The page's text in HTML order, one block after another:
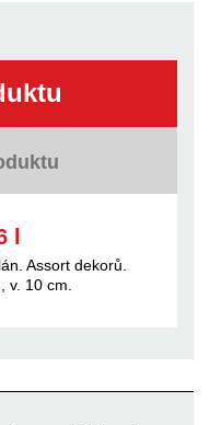
Assort dekorů.
v. 10 cm.